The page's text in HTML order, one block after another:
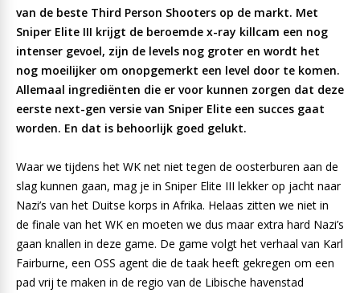
van de beste Third Person Shooters op de markt. Met
Sniper Elite III krijgt de beroemde x-ray killcam een nog
intenser gevoel, zijn de levels nog groter en wordt het
nog moeilijker om onopgemerkt een level door te komen.
Allemaal ingrediënten die er voor kunnen zorgen dat deze
eerste next-gen versie van Sniper Elite een succes gaat
worden. En dat is behoorlijk goed gelukt.
Waar we tijdens het WK net niet tegen de oosterburen aan de
slag kunnen gaan, mag je in Sniper Elite III lekker op jacht naar
Nazi’s van het Duitse korps in Afrika. Helaas zitten we niet in
de finale van het WK en moeten we dus maar extra hard Nazi’s
gaan knallen in deze game. De game volgt het verhaal van Karl
Fairburne, een OSS agent die de taak heeft gekregen om een
pad vrij te maken in de regio van de Libische havenstad